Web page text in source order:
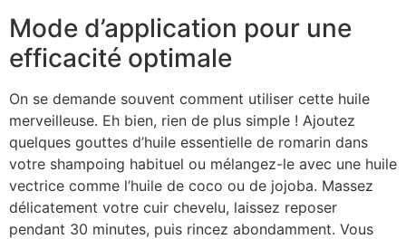
Mode d’application pour une
efficacité optimale
On se demande souvent comment utiliser cette huile
merveilleuse. Eh bien, rien de plus simple ! Ajoutez
quelques gouttes d’huile essentielle de romarin dans
votre shampoing habituel ou mélangez-le avec une huile
vectrice comme l’huile de coco ou de jojoba. Massez
délicatement votre cuir chevelu, laissez reposer
pendant 30 minutes, puis rincez abondamment. Vous